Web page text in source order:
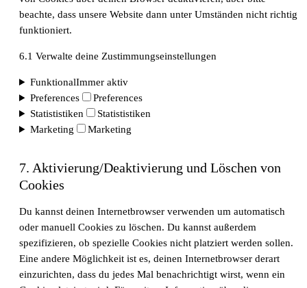
Fachkräftemangel in Gesundheitsberufen 2026
in der Schweiz: Herausforderungen und
beachte, dass unsere Website dann unter Umständen nicht richtig
funktioniert.
6.1 Verwalte deine Zustimmungseinstellungen
FunktionalImmer aktiv
Preferences
Preferences
Statististiken
Statististiken
Marketing
Marketing
7. Aktivierung/Deaktivierung und Löschen von
Cookies
Du kannst deinen Internetbrowser verwenden um automatisch
oder manuell Cookies zu löschen. Du kannst außerdem
spezifizieren, ob spezielle Cookies nicht platziert werden sollen.
Eine andere Möglichkeit ist es, deinen Internetbrowser derart
einzurichten, dass du jedes Mal benachrichtigt wirst, wenn ein